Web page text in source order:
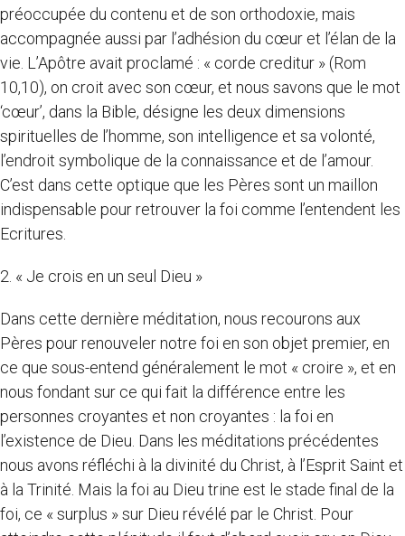
préoccupée du contenu et de son orthodoxie, mais
accompagnée aussi par l’adhésion du cœur et l’élan de la
vie. L’Apôtre avait proclamé : « corde creditur » (Rom
10,10), on croit avec son cœur, et nous savons que le mot
‘cœur’, dans la Bible, désigne les deux dimensions
spirituelles de l’homme, son intelligence et sa volonté,
l’endroit symbolique de la connaissance et de l’amour.
C’est dans cette optique que les Pères sont un maillon
indispensable pour retrouver la foi comme l’entendent les
Ecritures.
2. « Je crois en un seul Dieu »
Dans cette dernière méditation, nous recourons aux
Pères pour renouveler notre foi en son objet premier, en
ce que sous-entend généralement le mot « croire », et en
nous fondant sur ce qui fait la différence entre les
personnes croyantes et non croyantes : la foi en
l’existence de Dieu. Dans les méditations précédentes
nous avons réfléchi à la divinité du Christ, à l’Esprit Saint et
à la Trinité. Mais la foi au Dieu trine est le stade final de la
foi, ce « surplus » sur Dieu révélé par le Christ. Pour